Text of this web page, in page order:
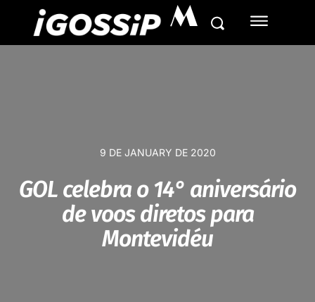
M
9 DE JANUARY DE 2020
GOL celebra o 14° aniversário
de voos diretos para
Montevidéu